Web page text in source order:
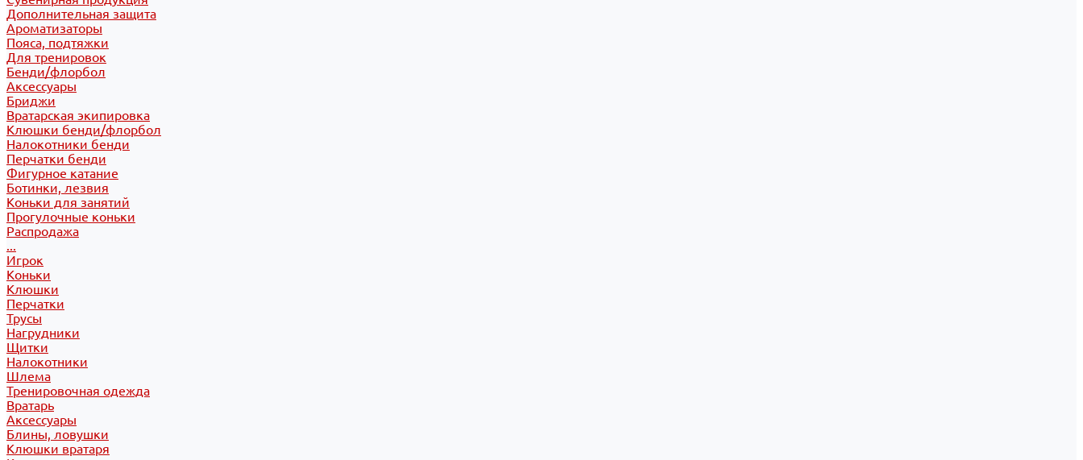
Дополнительная защита
Ароматизаторы
Пояса, подтяжки
Для тренировок
Бенди/флорбол
Аксессуары
Бриджи
Вратарская экипировка
Клюшки бенди/флорбол
Налокотники бенди
Перчатки бенди
Фигурное катание
Ботинки, лезвия
Коньки для занятий
Прогулочные коньки
Распродажа
...
Игрок
Коньки
Клюшки
Перчатки
Трусы
Нагрудники
Щитки
Налокотники
Шлема
Тренировочная одежда
Вратарь
Аксессуары
Блины, ловушки
Клюшки вратаря